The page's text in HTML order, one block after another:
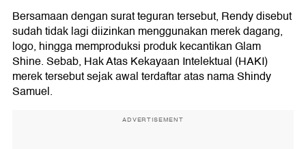
Bersamaan dengan surat teguran tersebut, Rendy disebut
sudah tidak lagi diizinkan menggunakan merek dagang,
logo, hingga memproduksi produk kecantikan Glam
Shine. Sebab, Hak Atas Kekayaan Intelektual (HAKI)
merek tersebut sejak awal terdaftar atas nama Shindy
Samuel.
ADVERTISEMENT